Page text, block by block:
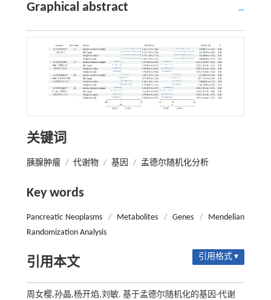
Graphical abstract
关键词
胰腺肿瘤 / 代谢物 / 基因 / 孟德尔随机化分析
Key words
Pancreatic Neoplasms / Metabolites / Genes /
Mendelian
Randomization Analysis
引用本文 引用格式 ▾
周女樱,孙晶,杨开焰,刘敏. 基于孟德尔随机化的基因-代谢